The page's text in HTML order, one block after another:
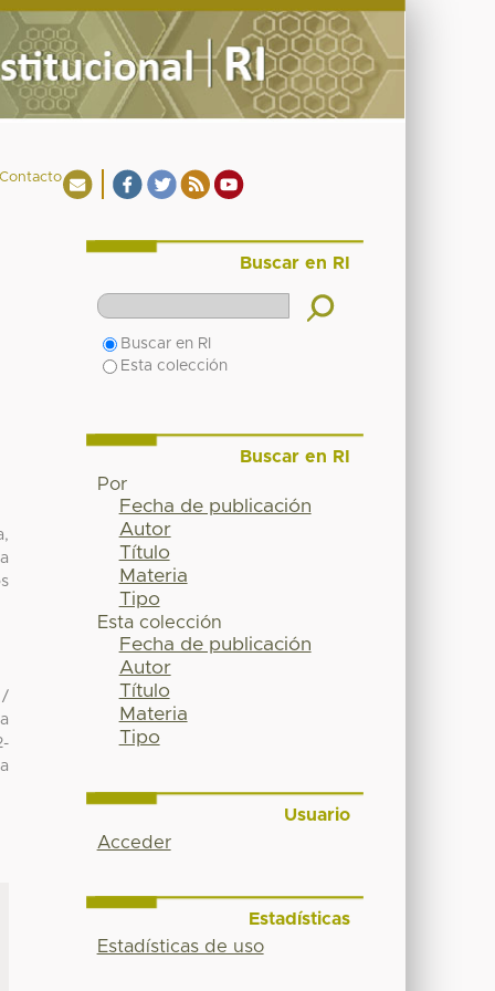
/
Buscar en RI
Buscar en RI
Esta colección
Buscar en RI
Por
Fecha de publicación
Autor
Título
Materia
Tipo
Esta colección
Fecha de publicación
Autor
Título
Materia
Tipo
Usuario
Acceder
Estadísticas
Estadísticas de uso